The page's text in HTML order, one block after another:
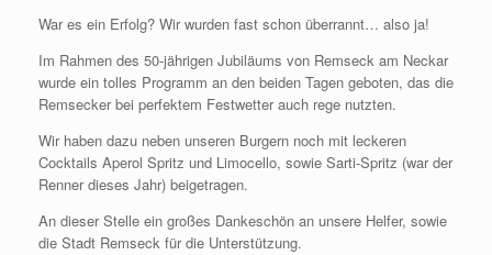
War es ein Erfolg? Wir wurden fast schon überrannt… also ja!
Im Rahmen des 50-jährigen Jubiläums von Remseck am Neckar
wurde ein tolles Programm an den beiden Tagen geboten, das die
Remsecker bei perfektem Festwetter auch rege nutzten.
Wir haben dazu neben unseren Burgern noch mit leckeren
Cocktails Aperol Spritz und Limocello, sowie Sarti-Spritz (war der
Renner dieses Jahr) beigetragen.
An dieser Stelle ein großes Dankeschön an unsere Helfer, sowie
die Stadt Remseck für die Unterstützung.